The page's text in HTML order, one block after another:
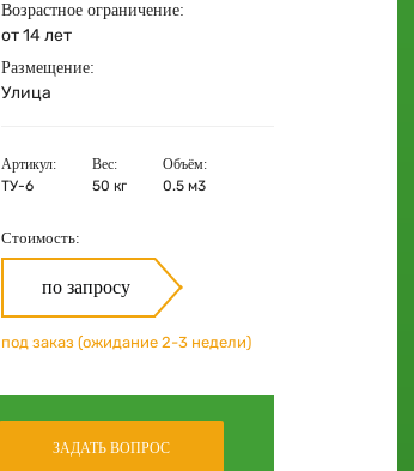
Возрастное ограничение:
от 14 лет
Размещение:
Улица
Артикул:
ТУ-6
Вес:
50 кг
Объём:
0.5 м3
Стоимость:
по запросу
под заказ (ожидание 2-3 недели)
ЗАДАТЬ ВОПРОС